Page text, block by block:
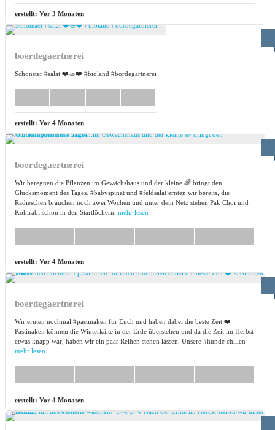
erstellt: Vor 3 Monaten
boerdegaertnerei
Schönster #salat ❤️🥗❤️ #bioland #bördegärtnerei
erstellt: Vor 4 Monaten
boerdegaertnerei
Wir beregnen die Pflanzen im Gewächshaus und der kleine 🌈 bringt den
Glücksmoment des Tages. #babyspinat und #feldsalat ernten wir bereits, die
Radieschen brauchen noch zwei Wochen und unter dem Netz stehen Pak Choi und
Kohlrabi schon in den Startlöchern. mehr lesen
erstellt: Vor 4 Monaten
boerdegaertnerei
Wir ernten nochmal #pastinaken für Euch und haben dabei die beste Zeit ❤️
Pastinaken können die Winterkälte in der Erde überstehen und da die Zeit im Herbst
etwas knapp war, haben wir ein paar Reihen stehen lassen. Unsere #hunde chillen
mehr lesen
erstellt: Vor 4 Monaten